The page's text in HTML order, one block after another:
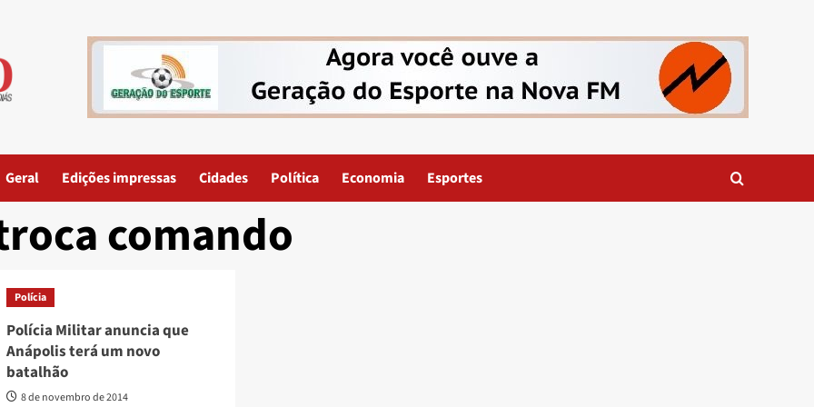
Geral Edições impressas Cidades Política Economia Esportes
comando
Polícia
Polícia Militar anuncia que
Anápolis terá um novo
batalhão
8 de novembro de 2014